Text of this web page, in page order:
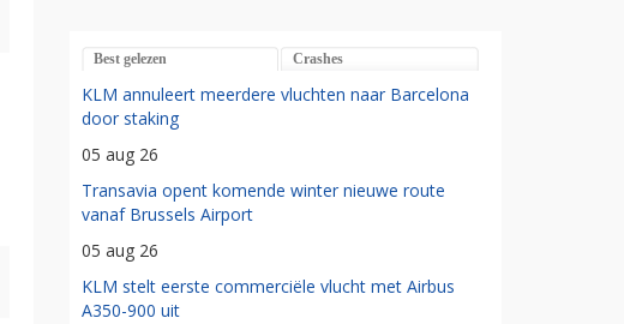
Best gelezen Crashes
KLM annuleert meerdere vluchten naar Barcelona
door staking
05 aug 26
Transavia opent komende winter nieuwe route
vanaf Brussels Airport
05 aug 26
KLM stelt eerste commerciële vlucht met Airbus
A350-900 uit